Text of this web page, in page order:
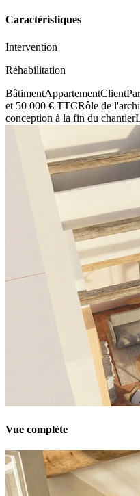
Caractéristiques
Intervention
Réhabilitation
BâtimentAppartementClient
et 50 000 € TTCRôle de
conception à la fin du chantier
Vue complète